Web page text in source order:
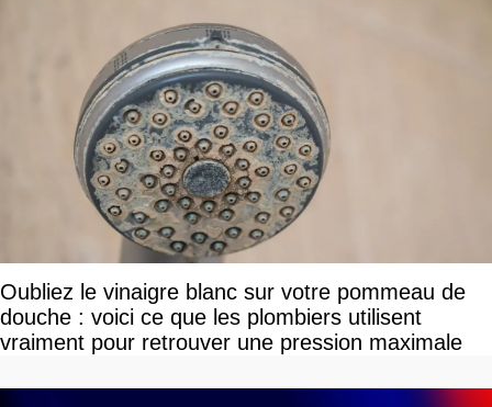
Oubliez le vinaigre blanc sur votre pommeau de
douche : voici ce que les plombiers utilisent
vraiment pour retrouver une pression maximale